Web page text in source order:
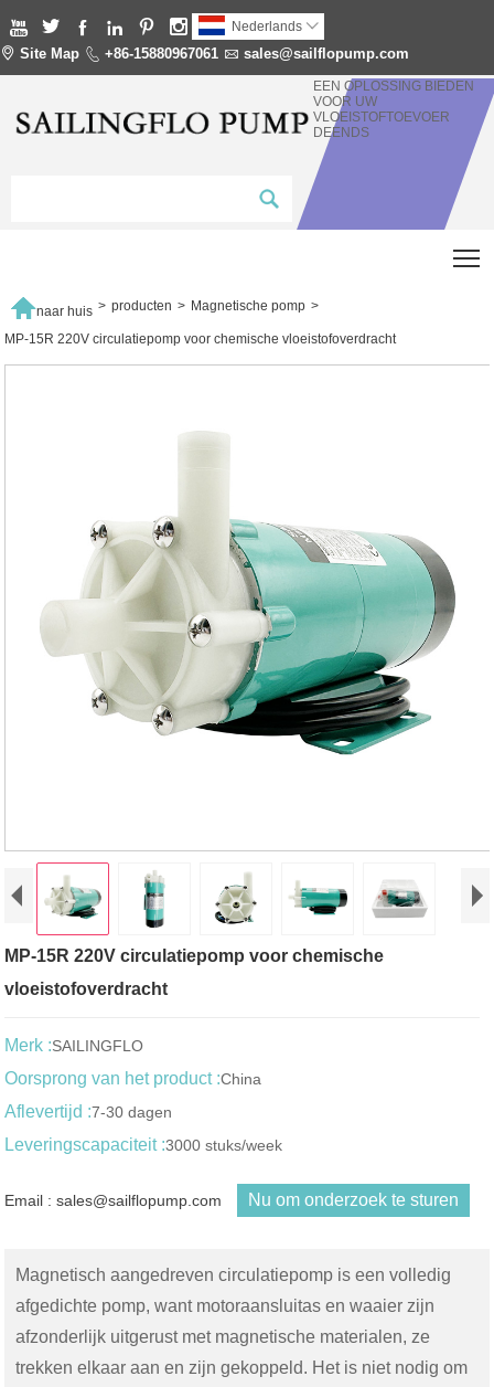
      Nederlands 
 Site Map  +86-15880967061  sales@sailflopump.com
EEN OPLOSSING BIEDEN
VOOR UW
VLOEISTOFTOEVOER
DEENDS
naar huis > producten > Magnetische pomp >
MP-15R 220V circulatiepomp voor chemische vloeistofoverdracht
MP-15R 220V circulatiepomp voor chemische
vloeistofoverdracht
Merk :SAILINGFLO
Oorsprong van het product :China
Aflevertijd :7-30 dagen
Leveringscapaciteit :3000 stuks/week
Email : sales@sailflopump.com Nu om onderzoek te sturen
Magnetisch aangedreven circulatiepomp is een volledig
afgedichte pomp, want motoraansluitas en waaier zijn
afzonderlijk uitgerust met magnetische materialen, ze
trekken elkaar aan en zijn gekoppeld. Het is niet nodig om